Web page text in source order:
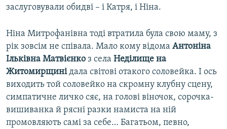
заслуговували обидві – і Катря, і Ніна.
Ніна Митрофанівна тоді втратила була свою маму, з
рік зовсім не співала. Мало кому відома Антоніна
Ільківна Матвієнко з села Неділище на
Житомирщинідала світові отакого соловейка. І ось
виходить той соловейко на скромну клубну сцену,
симпатичне личко сяє, на голові віночок, сорочка-
вишиванка й рясні разки намиста на ній
промовляють самі за себе… Багатьом, певно,